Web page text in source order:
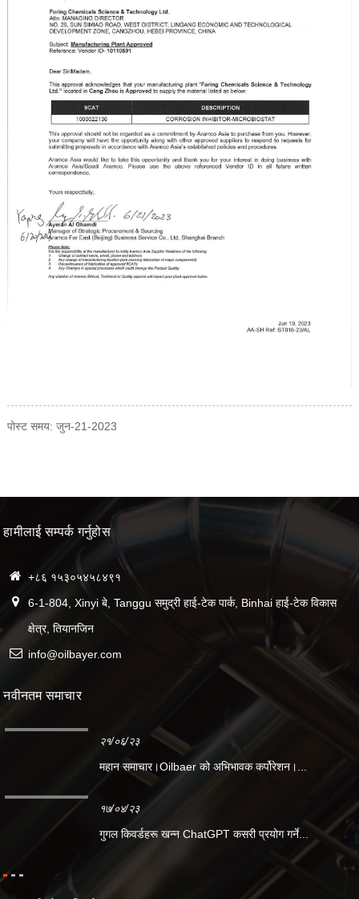
पोस्ट समय: जुन-21-2023
हामीलाई सम्पर्क गर्नुहोस
+८६ १५३०५४५८४९१
6-1-804, Xinyi बे, Tanggu समुद्री हाई-टेक पार्क, Binhai हाई-टेक विकास
क्षेत्र, तियानजिन
info@oilbayer.com
नवीनतम समाचार
२१/०६/२३
महान समाचार।Oilbaer को अभिभावक कर्पोरेशन।...
१७/०४/२३
गुगल किवर्डहरू खन्न ChatGPT कसरी प्रयोग गर्ने...